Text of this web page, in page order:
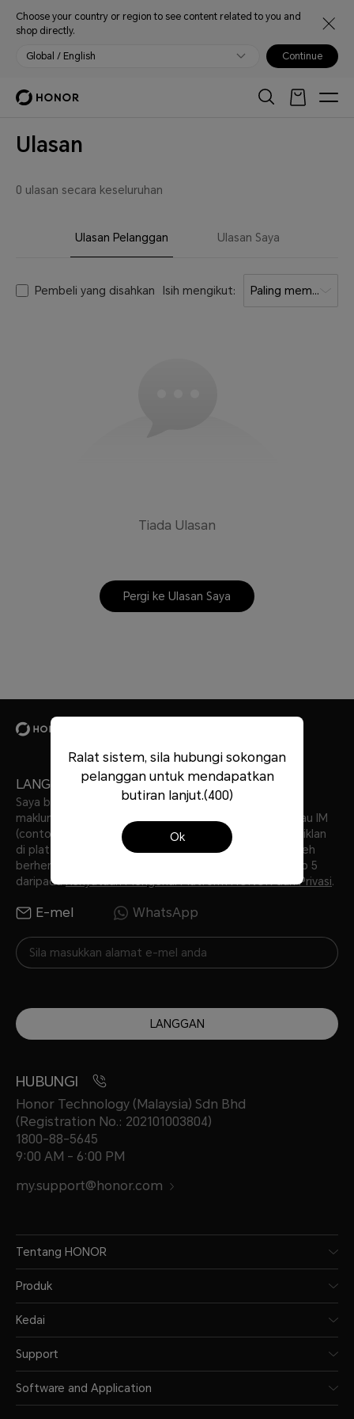
Choose your country or region to see content related to you and
shop directly.
Global / English Continue
Ulasan
0 ulasan secara keseluruhan
Ulasan Pelanggan Ulasan Saya
Pembeli yang disahkan Isih mengikut: Paling membantu
Tiada Ulasan
Pergi ke Ulasan Saya
LANGGANAN
Saya bersetuju untuk menerima tawaran terkini dan
maklumat mengenai produk HONOR melalui e-mel atau IM
(contohnya WhatsApp) yang diberikan di bawah serta iklan
di platform pihak ketiga. Saya faham bahawa saya boleh
berhenti melanggan pada bila-bila masa mengikut Bab 5
daripada
Kenyataan Mengenai Platform HONOR dan Privasi.
E-mel WhatsApp
LANGGAN
HUBUNGI
Honor Technology (Malaysia) Sdn Bhd
(Registration No.: 202101003804)
1800-88-5645
9:00 AM - 6:00 PM
my.support@honor.com
Tentang HONOR
Produk
Kedai
Support
Software and Application
Ralat sistem, sila hubungi sokongan
pelanggan untuk mendapatkan
butiran lanjut.(400)
Ok